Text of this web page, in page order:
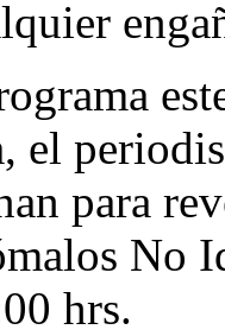
el
para
No
hrs.